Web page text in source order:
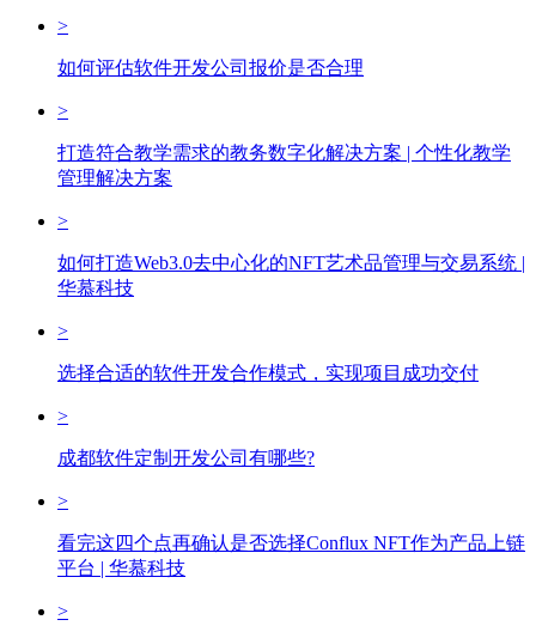
>
如何评估软件开发公司报价是否合理
>
打造符合教学需求的教务数字化解决方案 | 个性化教学
管理解决方案
>
如何打造Web3.0去中心化的NFT艺术品管理与交易系统 |
华慕科技
>
选择合适的软件开发合作模式，实现项目成功交付
>
成都软件定制开发公司有哪些?
>
看完这四个点再确认是否选择Conflux NFT作为产品上链
平台 | 华慕科技
>